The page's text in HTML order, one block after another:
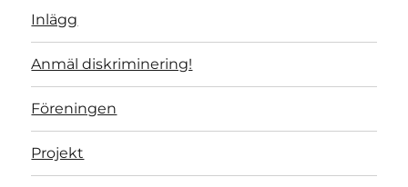
Inlägg
Anmäl diskriminering!
Föreningen
Projekt